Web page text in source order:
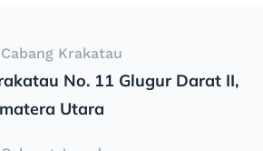
Krakatau
No. 11 Glugur Darat II,
Utara